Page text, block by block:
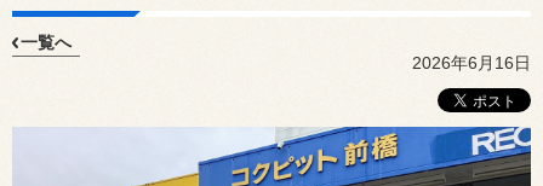
一覧へ
2026年6月16日